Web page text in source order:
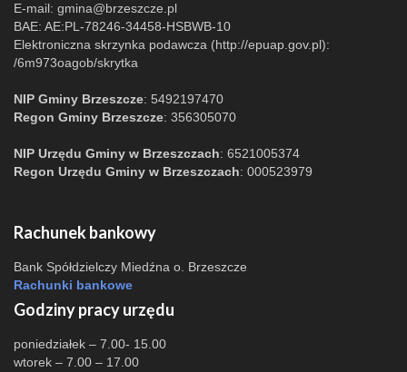
E-mail: gmina@brzeszcze.pl
BAE: AE:PL-78246-34458-HSBWB-10
Elektroniczna skrzynka podawcza (http://epuap.gov.pl):
/6m973oagob/skrytka
NIP Gminy Brzeszcze: 5492197470
Regon Gminy Brzeszcze: 356305070
NIP Urzędu Gminy w Brzeszczach: 6521005374
Regon Urzędu Gminy w Brzeszczach: 000523979
Rachunek bankowy
Bank Spółdzielczy Miedźna o. Brzeszcze
Rachunki bankowe
Godziny pracy urzędu
poniedziałek – 7.00- 15.00
wtorek – 7.00 – 17.00